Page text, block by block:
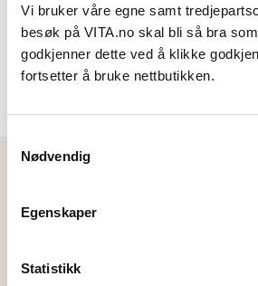
Vi bruker våre egne samt
besøk på VITA.no skal bli så bra
godkjenner dette ved å klikke
fortsetter å bruke nettbutikken.
Nødvendig
Egenskaper
Statistikk
Mandag - Fredag: 09:00-